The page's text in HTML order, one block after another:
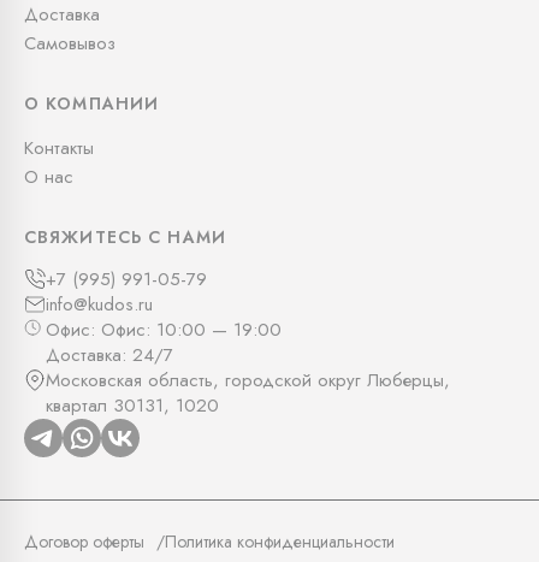
Доставка
Самовывоз
О КОМПАНИИ
Контакты
О нас
СВЯЖИТЕСЬ С НАМИ
+7 (995) 991-05-79
info@kudos.ru
Офис: Офис: 10:00 — 19:00
Доставка: 24/7
Московская область, городской округ Люберцы,
квартал 30131, 1020
Договор оферты Политика конфиденциальности